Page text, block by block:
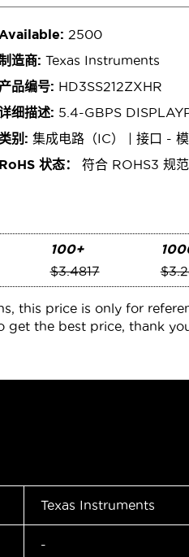
Available: 2500
造商: Texas Instruments
产品编号: HD3SS212ZXHR
细描述: 5.4-GBPS
别: 集成电路（IC） | 接口 -
RoHS 状态：
符合 ROHS3 规范
100+
$3.4817
this price is only for
get the best price, thank
Texas Instruments
-